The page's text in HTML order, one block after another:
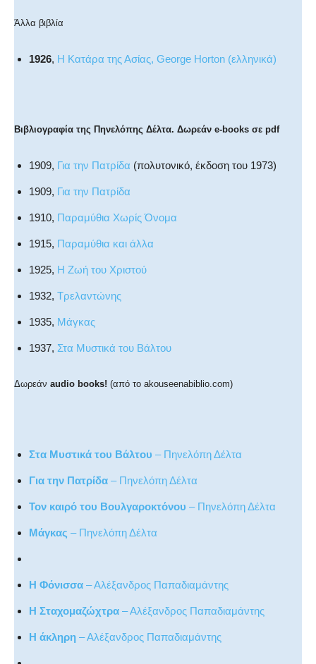
Άλλα βιβλία
1926, Η Κατάρα της Ασίας, George Horton (ελληνικά)
Βιβλιογραφία της Πηνελόπης Δέλτα. Δωρεάν e-books σε pdf
1909, Για την Πατρίδα (πολυτονικό, έκδοση του 1973)
1909, Για την Πατρίδα
1910, Παραμύθια Χωρίς Όνομα
1915, Παραμύθια και άλλα
1925, Η Ζωή του Χριστού
1932, Τρελαντώνης
1935, Μάγκας
1937, Στα Μυστικά του Βάλτου
Δωρεάν audio books! (από το akouseenabiblio.com)
Στα Μυστικά του Βάλτου – Πηνελόπη Δέλτα
Για την Πατρίδα – Πηνελόπη Δέλτα
Τον καιρό του Βουλγαροκτόνου – Πηνελόπη Δέλτα
Μάγκας – Πηνελόπη Δέλτα
Η Φόνισσα – Αλέξανδρος Παπαδιαμάντης
Η Σταχομαζώχτρα – Αλέξανδρος Παπαδιαμάντης
Η άκληρη – Αλέξανδρος Παπαδιαμάντης